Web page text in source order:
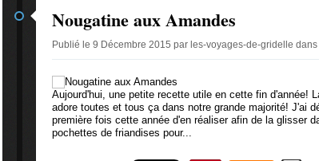
Nougatine aux Amandes
Publié le 9 Décembre 2015 par les-voyages-de-gridelle dans
Aujourd'hui, une petite recette utile en cette fin d'année!
adore toutes et tous ça dans notre grande majorité! J'ai
première fois cette année d'en réaliser afin de la glisser
pochettes de friandises pour...